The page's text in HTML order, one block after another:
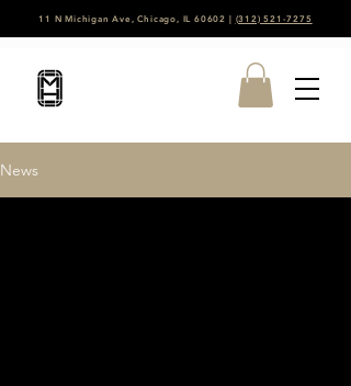
11 N Michigan Ave, Chicago, IL 60602 | (312) 521-7275
News